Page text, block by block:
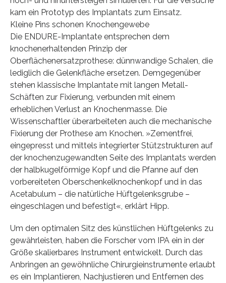
kam ein Prototyp des Implantats zum Einsatz.
Kleine Pins schonen Knochengewebe
Die ENDURE-Implantate entsprechen dem
knochenerhaltenden Prinzip der
Oberflächenersatzprothese: dünnwandige Schalen, die
lediglich die Gelenkfläche ersetzen. Demgegenüber
stehen klassische Implantate mit langen Metall-
Schäften zur Fixierung, verbunden mit einem
erheblichen Verlust an Knochenmasse. Die
Wissenschaftler überarbeiteten auch die mechanische
Fixierung der Prothese am Knochen. »Zementfrei,
eingepresst und mittels integrierter Stützstrukturen auf
der knochenzugewandten Seite des Implantats werden
der halbkugelförmige Kopf und die Pfanne auf den
vorbereiteten Oberschenkelknochenkopf und in das
Acetabulum – die natürliche Hüftgelenksgrube –
eingeschlagen und befestigt«, erklärt Hipp.
Um den optimalen Sitz des künstlichen Hüftgelenks zu
gewährleisten, haben die Forscher vom IPA ein in der
Größe skalierbares Instrument entwickelt. Durch das
Anbringen an gewöhnliche Chirurgieinstrumente erlaubt
es ein Implantieren, Nachjustieren und Entfernen des